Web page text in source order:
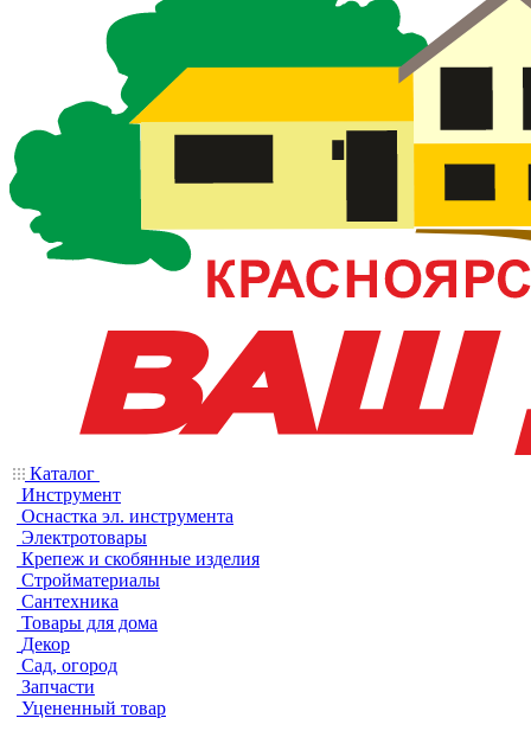
Каталог
Инструмент
Оснастка эл. инструмента
Электротовары
Крепеж и скобянные изделия
Стройматериалы
Сантехника
Товары для дома
Декор
Сад, огород
Запчасти
Уцененный товар